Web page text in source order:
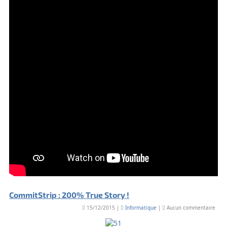
CommitStrip : 200% True Story !
15/12/2015 | Informatique Aucun commentaire